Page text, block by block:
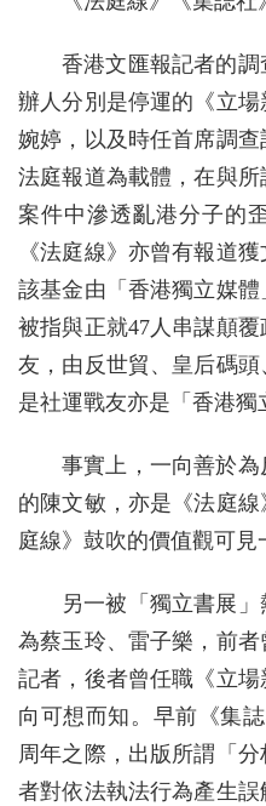
香港文匯報記者的
辦人分別是停運的《立
婉婷，以及時任首席調
法庭報道為載體，在與
案件中滲透亂港分子的
《法庭線》亦曾有報道
該基金由「香港獨立媒
被指與正就47人串謀顛
友，由反世貿、皇后碼
是社運戰友亦是「香港獨
事實上，一向善於
的陳文敏，亦是《法庭
庭線》鼓吹的價值觀可見
另一被「獨立書展
為蔡玉玲、雷子樂，前
記者，後者曾任職《立
向可想而知。早前《集
周年之際，出版所謂「
者對依法執法行為產生